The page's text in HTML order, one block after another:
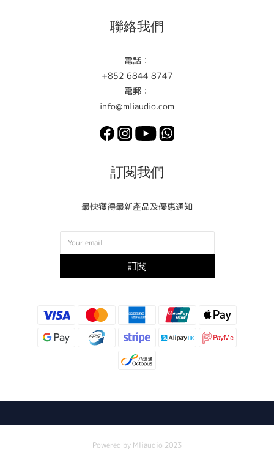
聯絡我們
電話：
+852 6844 8747
電郵：
info@mliaudio.com
訂閱我們
最快獲得最新產品及優惠通知
訂閱
Powered by Mliaudio 2023